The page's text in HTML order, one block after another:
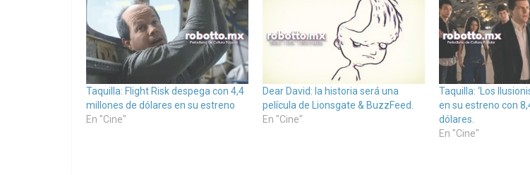
Taquilla: Flight Risk despega con 4,4
millones de dólares en su estreno
En "Cine"
Dear David: la historia será una
película de Lionsgate & BuzzFeed.
En "Cine"
Taquilla: ‘Los
en su estreno con
dólares.
En "Cine"